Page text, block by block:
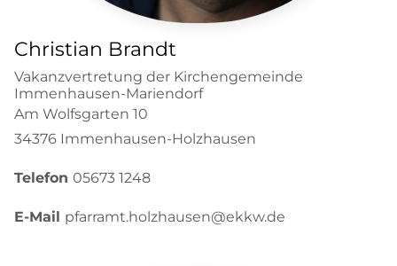
Christian Brandt
Vakanzvertretung der Kirchengemeinde
Immenhausen-Mariendorf
Am Wolfsgarten 10
34376 Immenhausen-Holzhausen
Telefon 05673 1248
E-Mail pfarramt.holzhausen@ekkw.de